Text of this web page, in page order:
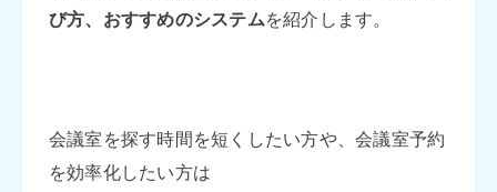
び方、おすすめのシステムを紹介します。
会議室を探す時間を短くしたい方や、会議室予約
を効率化したい方は